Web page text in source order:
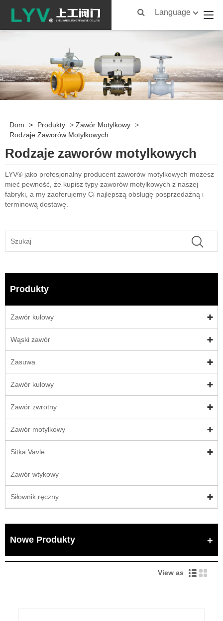
Language
Dom > Produkty > Zawór Motylkowy >
Rodzaje Zaworów Motylkowych
Rodzaje zaworów motylkowych
LYV® jako profesjonalny producent zaworów motylkowych możesz
mieć pewność, że kupisz typy zaworów motylkowych z naszej
fabryki, a my zaoferujemy Ci najlepszą obsługę posprzedażną i
terminową dostawę.
Produkty
Zawór kulowy
Wąski zawór
Zasuwa
Zawór kulowy
Zawór zwrotny
Zawór motylkowy
Sitka Vavle
Zawór wtykowy
Siłownik ręczny
Nowe Produkty
View as